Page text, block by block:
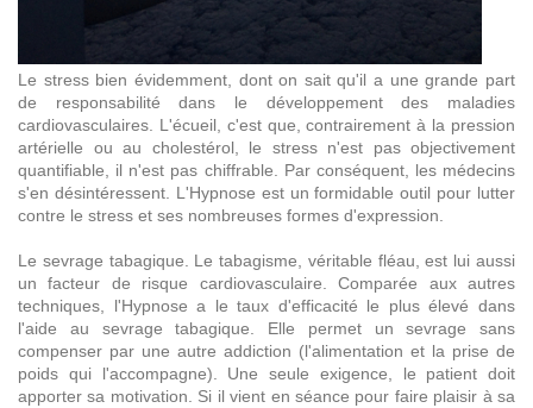
Le stress bien évidemment, dont on sait qu'il a une grande part
de responsabilité dans le développement des maladies
cardiovasculaires. L'écueil, c'est que, contrairement à la pression
artérielle ou au cholestérol, le stress n'est pas objectivement
quantifiable, il n'est pas chiffrable. Par conséquent, les médecins
s'en désintéressent. L'Hypnose est un formidable outil pour lutter
contre le stress et ses nombreuses formes d'expression.
Le sevrage tabagique. Le tabagisme, véritable fléau, est lui aussi
un facteur de risque cardiovasculaire. Comparée aux autres
techniques, l'Hypnose a le taux d'efficacité le plus élevé dans
l'aide au sevrage tabagique. Elle permet un sevrage sans
compenser par une autre addiction (l'alimentation et la prise de
poids qui l'accompagne). Une seule exigence, le patient doit
apporter sa motivation. Si il vient en séance pour faire plaisir à sa